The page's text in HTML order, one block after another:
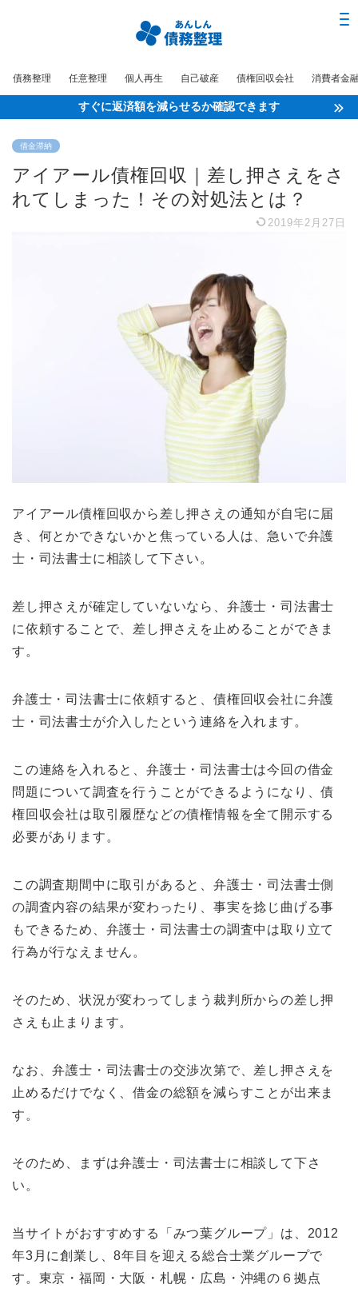
債務整理 任意整理 個人再生 自己破産 債権回収会社 消費者金
すぐに返済額を減らせるか確認できます
借金滞納
アイアール債権回収｜差し押さえをさ
れてしまった！その対処法とは？
2019年2月27日
アイアール債権回収から差し押さえの通知が自宅に届
き、何とかできないかと焦っている人は、急いで弁護
士・司法書士に相談して下さい。
差し押さえが確定していないなら、弁護士・司法書士
に依頼することで、差し押さえを止めることができま
す。
弁護士・司法書士に依頼すると、債権回収会社に弁護
士・司法書士が介入したという連絡を入れます。
この連絡を入れると、弁護士・司法書士は今回の借金
問題について調査を行うことができるようになり、債
権回収会社は取引履歴などの債権情報を全て開示する
必要があります。
この調査期間中に取引があると、弁護士・司法書士側
の調査内容の結果が変わったり、事実を捻じ曲げる事
もできるため、弁護士・司法書士の調査中は取り立て
行為が行なえません。
そのため、状況が変わってしまう裁判所からの差し押
さえも止まります。
なお、弁護士・司法書士の交渉次第で、差し押さえを
止めるだけでなく、借金の総額を減らすことが出来ま
す。
そのため、まずは弁護士・司法書士に相談して下さ
い。
当サイトがおすすめする「みつ葉グループ」は、2012
年3月に創業し、8年目を迎える総合士業グループで
す。東京・福岡・大阪・札幌・広島・沖縄の６拠点